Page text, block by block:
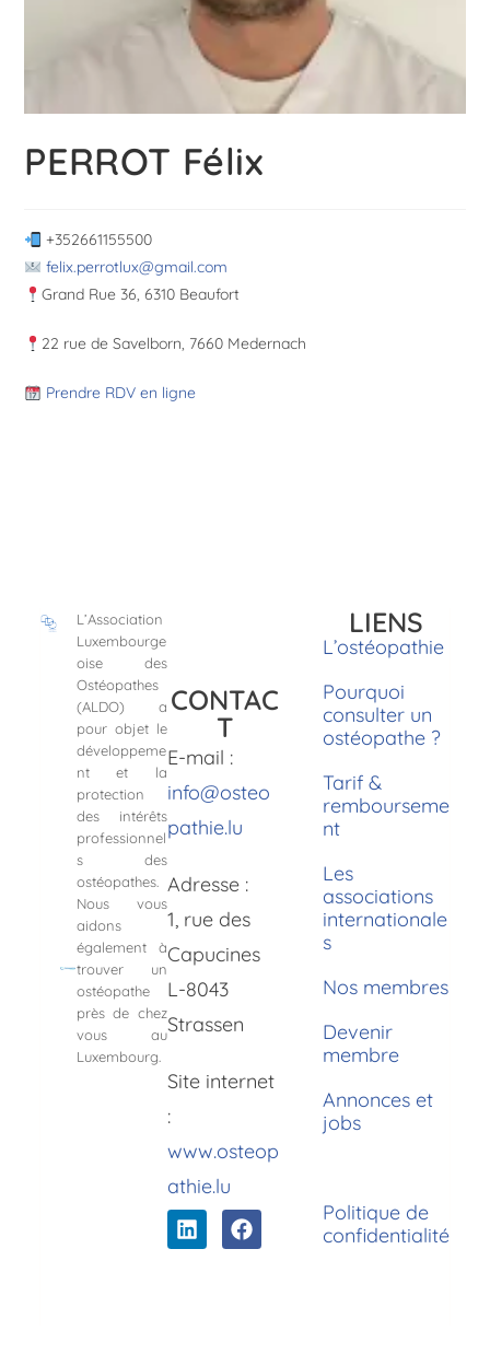
PERROT Félix
+352661155500
felix.perrotlux@gmail.com
Grand Rue 36, 6310 Beaufort
22 rue de Savelborn, 7660 Medernach
Prendre RDV en ligne
L’Association
Luxembourge
oise des
Ostéopathes
(ALDO) a
pour objet le
développeme
nt et la
protection
des intérêts
professionnel
s des
ostéopathes.
Nous vous
aidons
également à
trouver un
ostéopathe
près de chez
vous au
Luxembourg.
CONTAC
T
E-mail :
info@osteo
pathie.lu
Adresse :
1, rue des
Capucines
L-8043
Strassen
Site internet
:
www.osteop
athie.lu
LIENS
L’ostéopathie
Pourquoi
consulter un
ostéopathe ?
Tarif &
rembourseme
nt
Les
associations
internationale
s
Nos membres
Devenir
membre
Annonces et
jobs
Politique de
confidentialité